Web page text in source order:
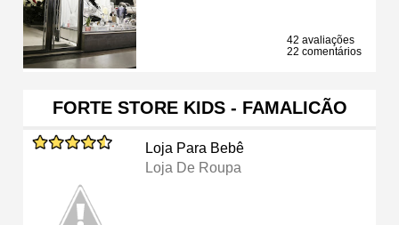
42 avaliações
22 comentários
FORTE STORE KIDS - FAMALICÃO
Loja Para Bebê
Loja De Roupa